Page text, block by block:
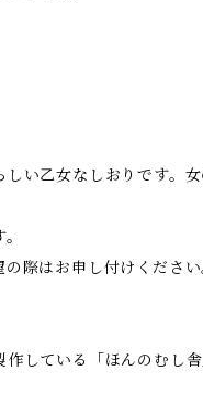
い乙女なしおりです。女
際はお申し付けください
している「ほんのむし舎